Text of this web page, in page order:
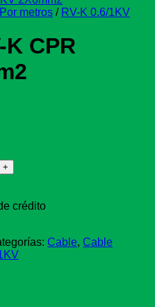
Por metros / RV-K 0.6/1KV
K CPR
crédito
Cable, Cable